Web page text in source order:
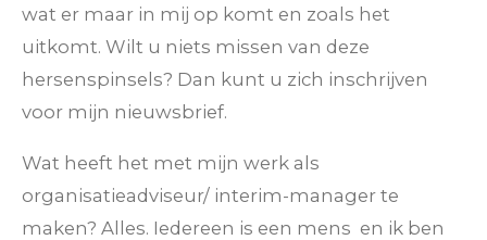
wat er maar in mij op komt en zoals het
uitkomt. Wilt u niets missen van deze
hersenspinsels? Dan kunt u zich inschrijven
voor mijn nieuwsbrief.
Wat heeft het met mijn werk als
organisatieadviseur/ interim-manager te
maken? Alles. Iedereen is een mens en ik ben